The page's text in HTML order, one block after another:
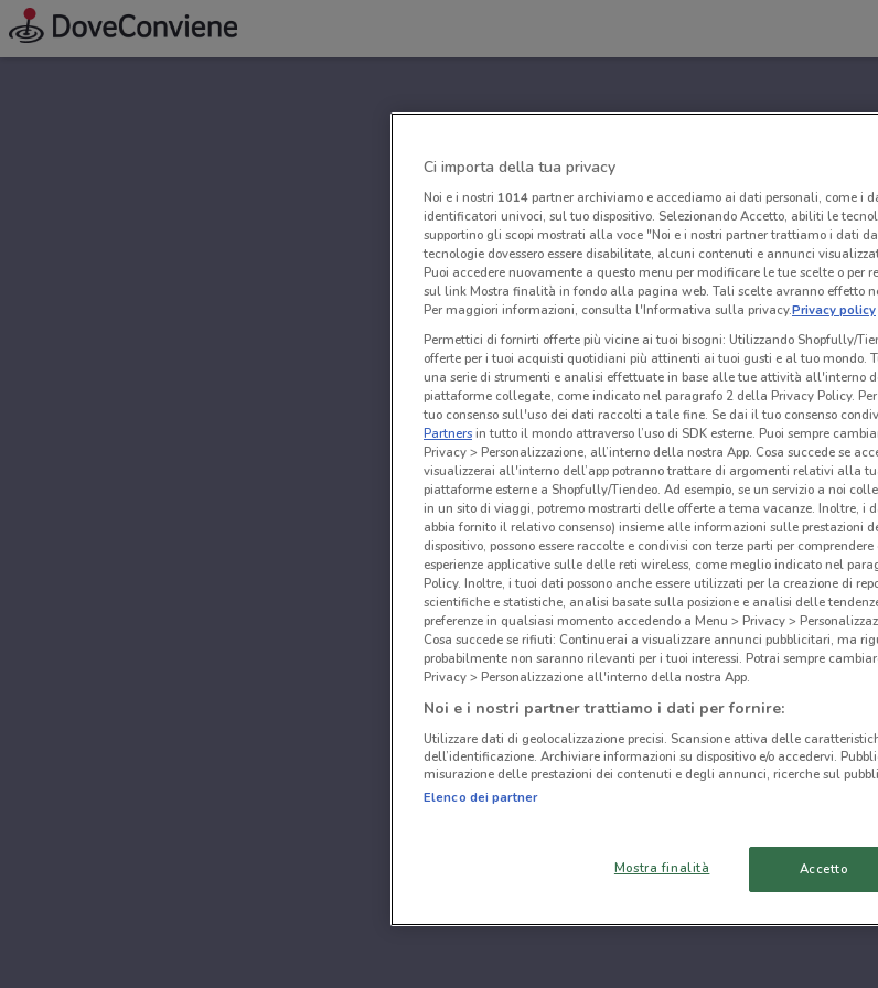
Ci importa della tua privacy
Noi e i nostri 1014partner archiviamo e accediamo ai dati personali, come i
identificatori univoci, sul tuo dispositivo. Selezionando Accetto, abiliti le
supportino gli scopi mostrati alla voce "Noi e i nostri partner trattiamo i dati
tecnologie dovessero essere disabilitate, alcuni contenuti e annunci
Puoi accedere nuovamente a questo menu per modificare le tue scelte o per
sul link Mostra finalità in fondo alla pagina web. Tali scelte avranno effetto
Per maggiori informazioni, consulta l'Informativa sulla privacy.Privacy policy
Permettici di fornirti offerte più vicine ai tuoi bisogni: Utilizzando Shopfully/
offerte per i tuoi acquisti quotidiani più attinenti ai tuoi gusti e al tuo mondo.
una serie di strumenti e analisi effettuate in base alle tue attività all'interno
piattaforme collegate, come indicato nel paragrafo 2 della Privacy Policy.
tuo consenso sull'uso dei dati raccolti a tale fine. Se dai il tuo consenso
Partnersin tutto il mondo attraverso l’uso di SDK esterne. Puoi sempre
Privacy > Personalizzazione, all’interno della nostra App. Cosa succede se
visualizzerai all'interno dell’app potranno trattare di argomenti relativi alla
piattaforme esterne a Shopfully/Tiendeo. Ad esempio, se un servizio a noi
in un sito di viaggi, potremo mostrarti delle offerte a tema vacanze. Inoltre, i
abbia fornito il relativo consenso) insieme alle informazioni sulle prestazioni
dispositivo, possono essere raccolte e condivisi con terze parti per
esperienze applicative sulle delle reti wireless, come meglio indicato nel
Policy. Inoltre, i tuoi dati possono anche essere utilizzati per la creazione di
scientifiche e statistiche, analisi basate sulla posizione e analisi delle
preferenze in qualsiasi momento accedendo a Menu > Privacy >
Cosa succede se rifiuti: Continuerai a visualizzare annunci pubblicitari, ma
probabilmente non saranno rilevanti per i tuoi interessi. Potrai sempre
Privacy > Personalizzazione all'interno della nostra App.
Noi e i nostri partner trattiamo i dati per fornire:
Utilizzare dati di geolocalizzazione precisi. Scansione attiva delle
dell’identificazione. Archiviare informazioni su dispositivo e/o accedervi.
misurazione delle prestazioni dei contenuti e degli annunci, ricerche sul
Elenco dei partner
Mostra finalità Accetto